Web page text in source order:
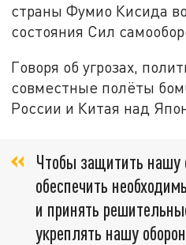
страны Фумио Кисида
состояния Сил
Говоря об угрозах,
совместные полёты
России и Китая над
Чтобы защитить
обеспечить
и принять
укреплять нашу